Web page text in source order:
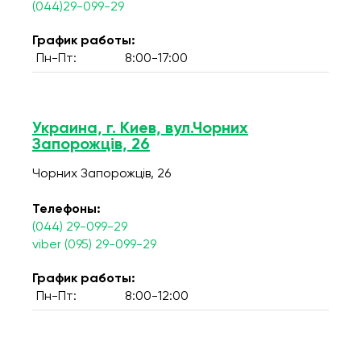
(044)29-099-29
График работы:
Пн-Пт:
8:00-17:00
Украина, г. Киев, вул.Чорних
Запорожців, 26
Чорних Запорожців, 26
Телефоны:
(044) 29-099-29
viber (095) 29-099-29
График работы:
Пн-Пт:
8:00-12:00